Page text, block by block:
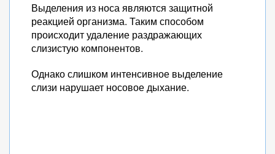
Выделения из носа являются защитной
реакцией организма. Таким способом
происходит удаление раздражающих
слизистую компонентов.
Однако слишком интенсивное выделение
слизи нарушает носовое дыхание.